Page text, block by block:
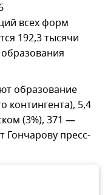
всех форм
192,3 тысячи
образование
контингента), 5,4
(3%), 371 —
Гончарову пресс-